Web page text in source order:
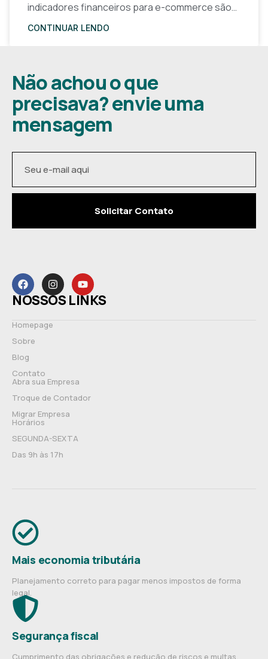
indicadores financeiros para e-commerce são a
base de qualquer decisão inteligente em uma
CONTINUAR LENDO
Não achou o que
precisava? envie uma
mensagem
Solicitar Contato
NOSSOS LINKS
Homepage
Sobre
Blog
Contato
Abra sua Empresa
Troque de Contador
Migrar Empresa
Horários
SEGUNDA-SEXTA
Das 9h às 17h
Mais economia tributária
Planejamento correto para pagar menos impostos de forma
legal.
Segurança fiscal
Cumprimento das obrigações e redução de riscos e multas.